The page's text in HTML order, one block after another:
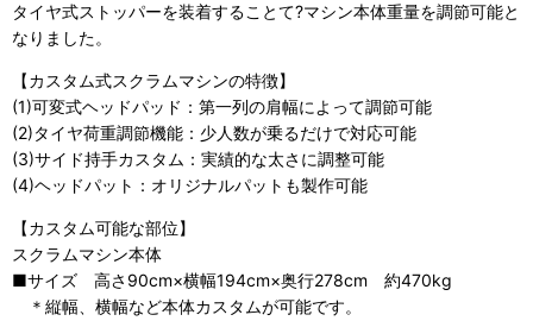
タイヤ式ストッパーを装着することて?マシン本体重量を調節可能と
なりました。
【カスタム式スクラムマシンの特徴】
(1)可変式ヘッドパッド：第一列の肩幅によって調節可能
(2)タイヤ荷重調節機能：少人数が乗るだけで対応可能
(3)サイド持手カスタム：実績的な太さに調整可能
(4)ヘッドパット：オリジナルパットも製作可能
【カスタム可能な部位】
スクラムマシン本体
■サイズ 高さ90cm×横幅194cm×奥行278cm 約470kg
＊縦幅、横幅など本体カスタムが可能です。